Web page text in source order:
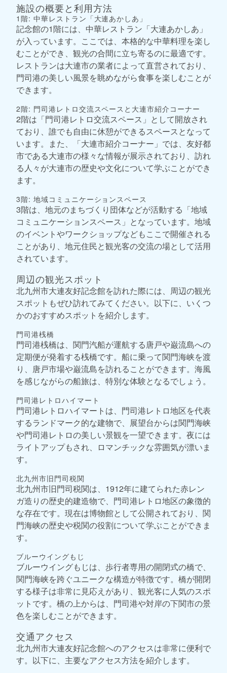
施設の概要と利用方法
1階: 中華レストラン「大連あかしあ」
記念館の1階には、中華レストラン「大連あかしあ」
が入っています。ここでは、本格的な中華料理を楽し
むことができ、観光の合間に立ち寄るのに最適です。
レストランは大連市の業者によって直営されており、
門司港の美しい風景を眺めながら食事を楽しむことが
できます。
2階: 門司港レトロ交流スペースと大連市紹介コーナー
2階は「門司港レトロ交流スペース」として開放され
ており、誰でも自由に休憩ができるスペースとなって
います。また、「大連市紹介コーナー」では、友好都
市である大連市の様々な情報が展示されており、訪れ
る人々が大連市の歴史や文化について学ぶことができ
ます。
3階: 地域コミュニケーションスペース
3階は、地元のまちづくり団体などが活動する「地域
コミュニケーションスペース」となっています。地域
のイベントやワークショップなどもここで開催される
ことがあり、地元住民と観光客の交流の場として活用
されています。
周辺の観光スポット
北九州市大連友好記念館を訪れた際には、周辺の観光
スポットもぜひ訪れてみてください。以下に、いくつ
かのおすすめスポットを紹介します。
門司港桟橋
門司港桟橋は、関門汽船が運航する唐戸や巌流島への
定期便が発着する桟橋です。船に乗って関門海峡を渡
り、唐戸市場や巌流島を訪れることができます。海風
を感じながらの船旅は、特別な体験となるでしょう。
門司港レトロハイマート
門司港レトロハイマートは、門司港レトロ地区を代表
するランドマーク的な建物で、展望台からは関門海峡
や門司港レトロの美しい景観を一望できます。夜には
ライトアップもされ、ロマンチックな雰囲気が漂いま
す。
北九州市旧門司税関
北九州市旧門司税関は、1912年に建てられた赤レン
ガ造りの歴史的建造物で、門司港レトロ地区の象徴的
な存在です。現在は博物館として公開されており、関
門海峡の歴史や税関の役割について学ぶことができま
す。
ブルーウイングもじ
ブルーウイングもじは、歩行者専用の開閉式の橋で、
関門海峡を跨ぐユニークな構造が特徴です。橋が開閉
する様子は非常に見応えがあり、観光客に人気のスポ
ットです。橋の上からは、門司港や対岸の下関市の景
色を楽しむことができます。
交通アクセス
北九州市大連友好記念館へのアクセスは非常に便利で
す。以下に、主要なアクセス方法を紹介します。